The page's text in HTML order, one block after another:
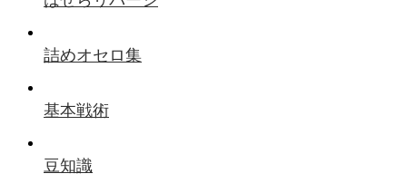
詰めオセロ集
基本戦術
豆知識